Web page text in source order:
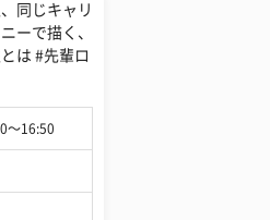
同じキャリ
ーで描く、
は #先輩ロ
〜16:50